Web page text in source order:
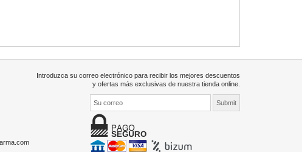
Introduzca su correo electrónico para recibir los mejores descuentos
y ofertas más exclusivas de nuestra tienda online.